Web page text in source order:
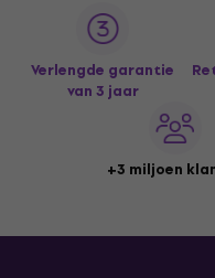
Verlengde garantie
van 3 jaar
+3 miljoen